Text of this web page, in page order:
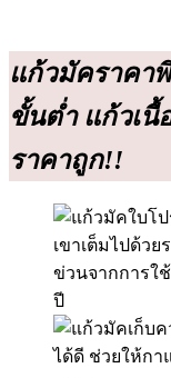
แก้วมัคราคา
ขั้นต่ำ แก้วเ
ราคาถูก!!